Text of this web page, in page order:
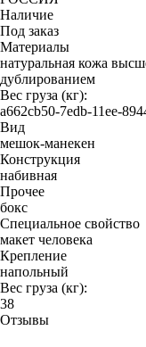
Наличие
Под заказ
Материалы
натуральная кожа
дублированием
Вес груза (кг):
a662cb50-7edb-11ee-
Вид
мешок-манекен
Конструкция
набивная
Прочее
бокс
Специальное свойство
макет человека
Крепление
напольный
Вес груза (кг):
38
Отзывы